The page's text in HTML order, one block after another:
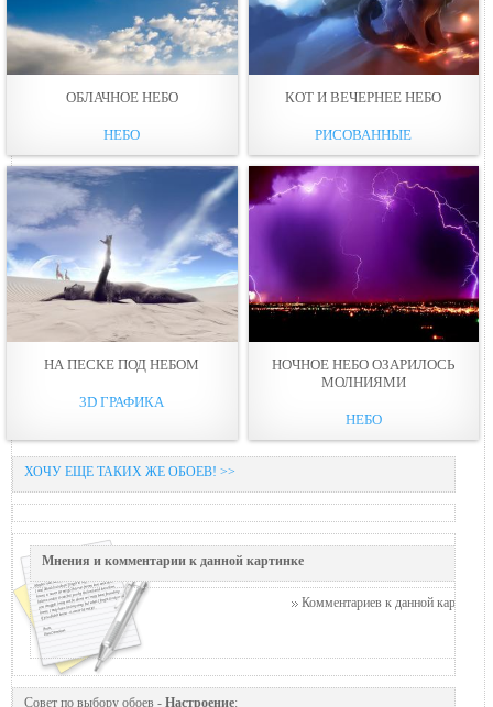
ОБЛАЧНОЕ НЕБO
НЕБО
КОТ И ВЕЧЕРНЕЕ НЕБO
РИСОВАННЫЕ
НА ПЕСКЕ ПОД НЕБOМ
3D ГРАФИКА
НОЧНОЕ НЕБO ОЗАРИЛОСЬ
МОЛНИЯМИ
НЕБО
ХОЧУ ЕЩЕ ТАКИХ ЖЕ ОБОЕВ! >>
Мнения и комментарии к данной картинке
Комментариев к данной картинке
Совет по выбору обоев - Настроение: